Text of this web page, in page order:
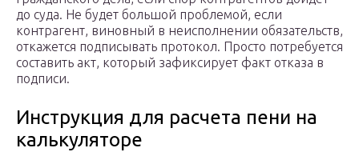
до суда. Не будет большой проблемой, если
контрагент, виновный в неисполнении обязательств,
откажется подписывать протокол. Просто потребуется
составить акт, который зафиксирует факт отказа в
подписи.
Инструкция для расчета пени на
калькуляторе